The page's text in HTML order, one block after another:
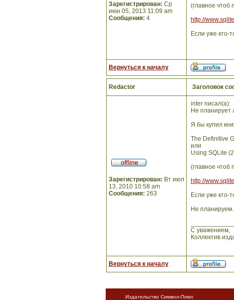
Зарегистрирован: Ср
июн 05, 2013 11:09 am
Сообщения: 4
(главное чтоб
http://
Если уже кто-
Вернуться к началу
Redactor Заголовок
Зарегистрирован: Вт июл
13, 2010 10:58 am
Сообщения: 263
inter писал(а):
Не планирует
Я бы купил
The Definitive
или
Using SQLite
(главное чтоб
http://
Если уже кто-
Не
С уважением,
Коллектив
Вернуться к началу
Издательство Символ-Плюс